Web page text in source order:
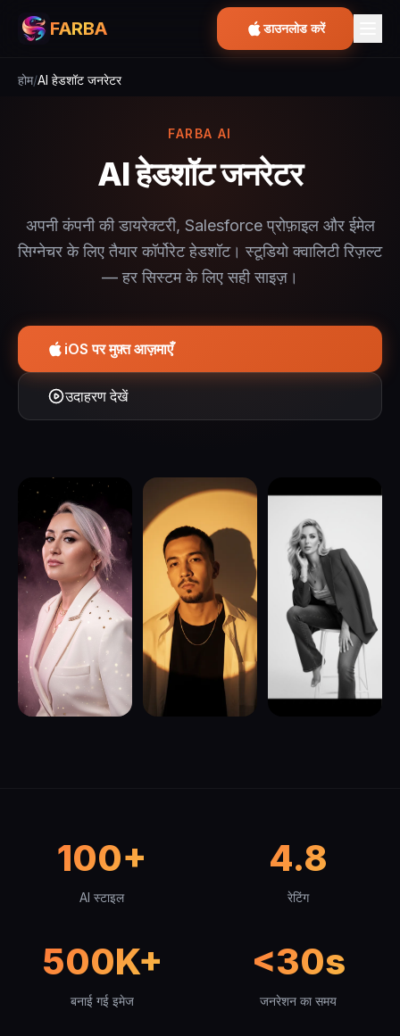
FARBA डाउनलोड करें
होम/AI हेडशॉट जनरेटर
FARBA AI
AI हेडशॉट जनरेटर
अपनी कंपनी की डायरेक्टरी, Salesforce प्रोफ़ाइल और ईमेल
सिग्नेचर के लिए तैयार कॉर्पोरेट हेडशॉट। स्टूडियो क्वालिटी रिज़ल्ट
— हर सिस्टम के लिए सही साइज़।
iOS पर मुफ़्त आज़माएँ
उदाहरण देखें
100+
AI स्टाइल
4.8
रेटिंग
500K+
बनाई गई इमेज
<30s
जनरेशन का समय